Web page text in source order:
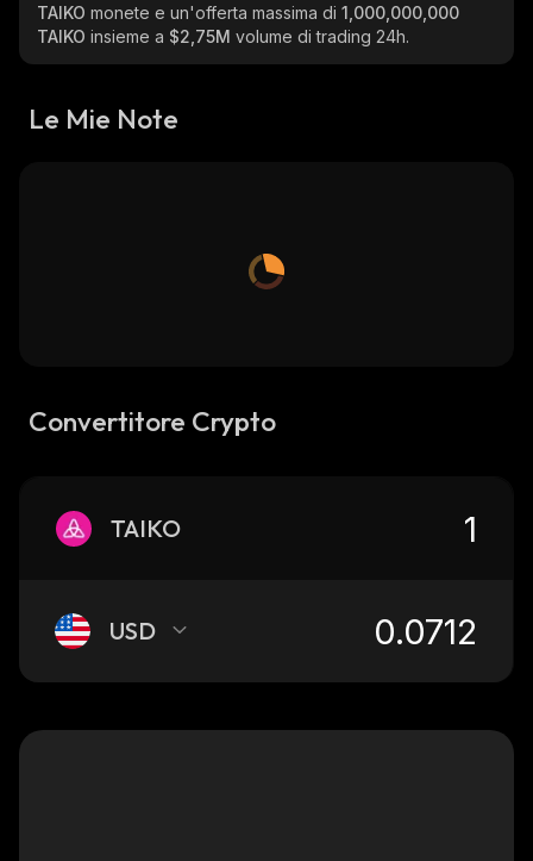
TAIKO monete e un'offerta massima di 1,000,000,000
TAIKO insieme a $2,75M volume di trading 24h.
Le Mie Note
Convertitore Crypto
TAIKO
USD